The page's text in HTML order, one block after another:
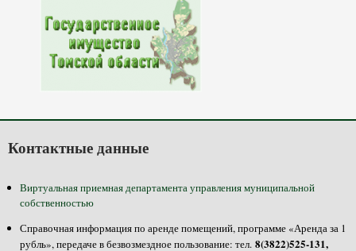
Контактные данные
Виртуальная приемная департамента управления муниципальной
собственностью
Справочная информация по аренде помещений, программе «Аренда за 1
рубль», передаче в безвозмездное пользование: тел. 8(3822)525-131,